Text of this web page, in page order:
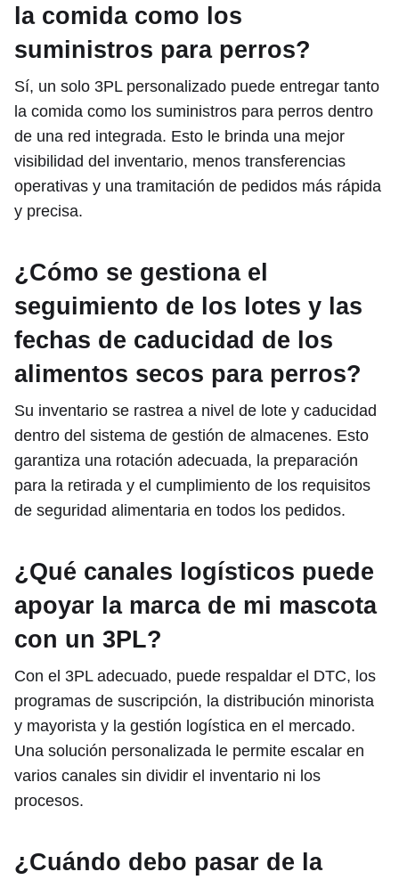
la comida como los
suministros para perros?
Sí, un solo 3PL personalizado puede entregar tanto
la comida como los suministros para perros dentro
de una red integrada. Esto le brinda una mejor
visibilidad del inventario, menos transferencias
operativas y una tramitación de pedidos más rápida
y precisa.
¿Cómo se gestiona el
seguimiento de los lotes y las
fechas de caducidad de los
alimentos secos para perros?
Su inventario se rastrea a nivel de lote y caducidad
dentro del sistema de gestión de almacenes. Esto
garantiza una rotación adecuada, la preparación
para la retirada y el cumplimiento de los requisitos
de seguridad alimentaria en todos los pedidos.
¿Qué canales logísticos puede
apoyar la marca de mi mascota
con un 3PL?
Con el 3PL adecuado, puede respaldar el DTC, los
programas de suscripción, la distribución minorista
y mayorista y la gestión logística en el mercado.
Una solución personalizada le permite escalar en
varios canales sin dividir el inventario ni los
procesos.
¿Cuándo debo pasar de la